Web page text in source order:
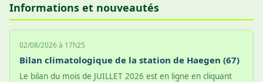
Informations et nouveautés
02/08/2026 à 17h25
Bilan climatologique de la station de Haegen (67)
Le bilan du mois de JUILLET 2026 est en ligne en cliquant